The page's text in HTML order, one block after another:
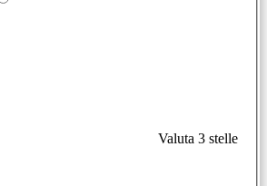
Valuta 3 stelle